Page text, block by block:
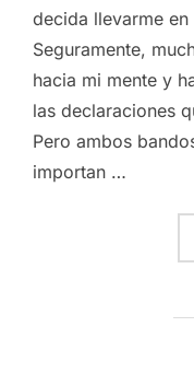
decida llevarme
Seguramente,
hacia mi mente y
las declaraciones
Pero ambos
importan …